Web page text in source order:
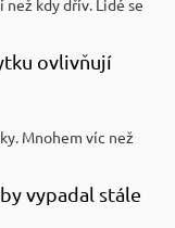
kdy dřív. Lidé se
ovlivňují
Mnohem víc než
vypadal stále